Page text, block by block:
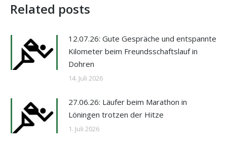
Related posts
12.07.26: Gute Gespräche und entspannte
Kilometer beim Freundsschaftslauf in
Dohren
14. Juli 2026
27.06.26: Läufer beim Marathon in
Löningen trotzen der Hitze
1. Juli 2026